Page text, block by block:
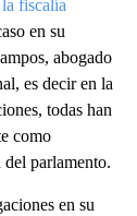
la fiscalía
en su
abogado
es decir en la
todas han
como
parlamento.
en su